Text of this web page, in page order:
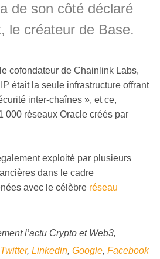
a de son côté déclaré
le créateur de Base.
cofondateur de Chainlink Labs,
était la seule infrastructure offrant
inter-chaînes », et ce,
000 réseaux Oracle créés par
exploité par plusieurs
dans le cadre
avec le célèbre réseau
l’actu Crypto et Web3,
Twitter, Linkedin, Google, Facebook